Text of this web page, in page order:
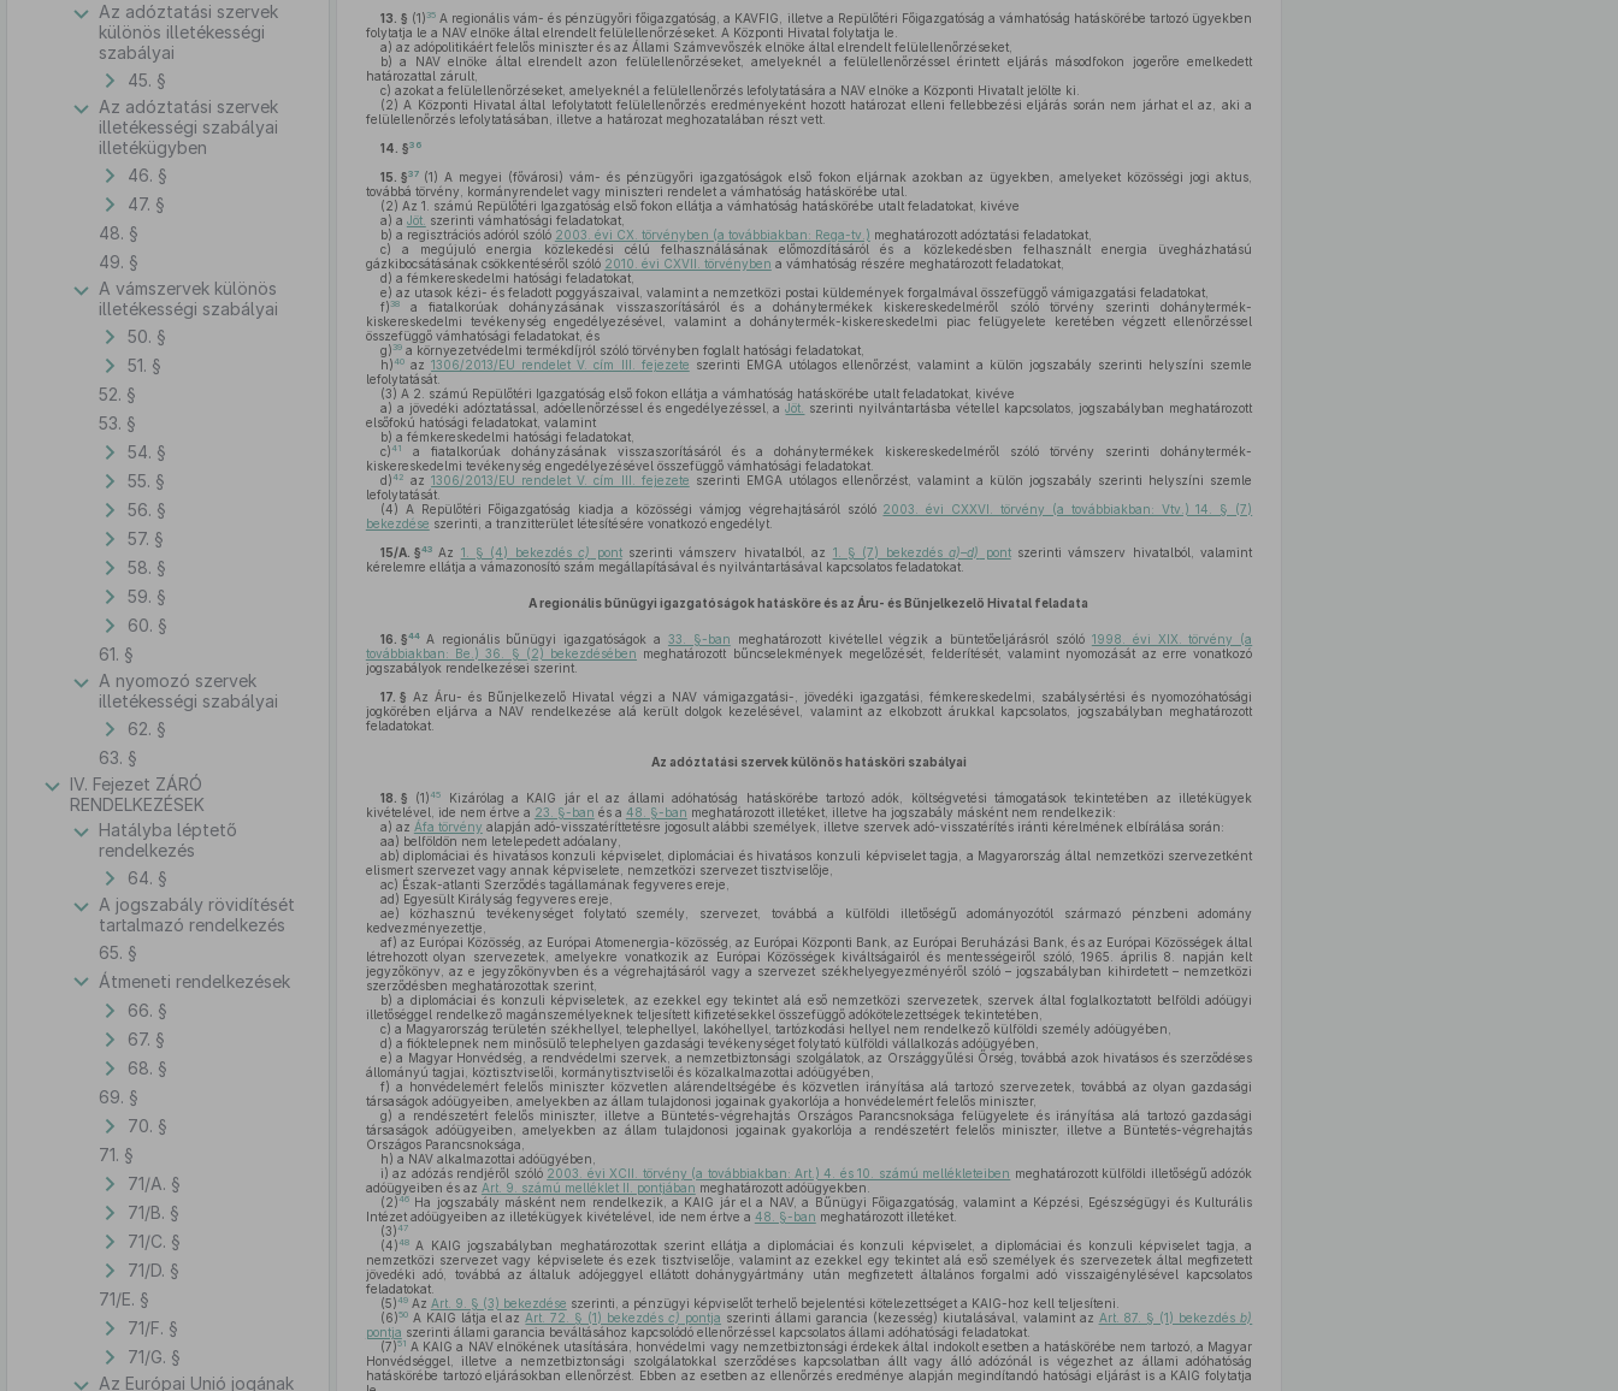
Az adóztatási szervek
különös illetékességi
szabályai
45. §
Az adóztatási szervek
illetékességi szabályai
illetékügyben
46. §
47. §
48. §
49. §
A vámszervek különös
illetékességi szabályai
50. §
51. §
52. §
53. §
54. §
55. §
56. §
57. §
58. §
59. §
60. §
61. §
A nyomozó szervek
illetékességi szabályai
62. §
63. §
IV. Fejezet ZÁRÓ
RENDELKEZÉSEK
Hatályba léptető
rendelkezés
64. §
A jogszabály rövidítését
tartalmazó rendelkezés
65. §
Átmeneti rendelkezések
66. §
67. §
68. §
69. §
70. §
71. §
71/A. §
71/B. §
71/C. §
71/D. §
71/E. §
71/F. §
71/G. §
Az Európai Unió jogának
13. § (1) 35A regionális vám- és pénzügyőri főigazgatóság, a KAVFIG, illetve a Repülőtéri Főigazgatóság a vámhatóság hatáskörébe tartozó ügyekben
folytatja le a NAV elnöke által elrendelt felülellenőrzéseket. A Központi Hivatal folytatja le.
a) az adópolitikáért felelős miniszter és az Állami Számvevőszék elnöke által elrendelt felülellenőrzéseket,
b) a NAV elnöke által elrendelt azon felülellenőrzéseket, amelyeknél a felülellenőrzéssel érintett eljárás másodfokon jogerőre emelkedett
határozattal zárult,
c) azokat a felülellenőrzéseket, amelyeknél a felülellenőrzés lefolytatására a NAV elnöke a Központi Hivatalt jelölte ki.
(2) A Központi Hivatal által lefolytatott felülellenőrzés eredményeként hozott határozat elleni fellebbezési eljárás során nem járhat el az, aki a
felülellenőrzés lefolytatásában, illetve a határozat meghozatalában részt vett.
14. §36
15. §37 (1) A megyei (fővárosi) vám- és pénzügyőri igazgatóságok első fokon eljárnak azokban az ügyekben, amelyeket közösségi jogi aktus,
továbbá törvény, kormányrendelet vagy miniszteri rendelet a vámhatóság hatáskörébe utal.
(2) Az 1. számú Repülőtéri Igazgatóság első fokon ellátja a vámhatóság hatáskörébe utalt feladatokat, kivéve
a) a Jöt. szerinti vámhatósági feladatokat,
b) a regisztrációs adóról szóló 2003. évi CX. törvényben (a továbbiakban: Rega-tv.) meghatározott adóztatási feladatokat,
c) a megújuló energia közlekedési célú felhasználásának előmozdításáról és a közlekedésben felhasznált energia üvegházhatású
gázkibocsátásának csökkentéséről szóló 2010. évi CXVII. törvényben a vámhatóság részére meghatározott feladatokat,
d) a fémkereskedelmi hatósági feladatokat,
e) az utasok kézi- és feladott poggyászaival, valamint a nemzetközi postai küldemények forgalmával összefüggő vámigazgatási feladatokat,
f) 38a fiatalkorúak dohányzásának visszaszorításáról és a dohánytermékek kiskereskedelméről szóló törvény szerinti dohánytermék-
kiskereskedelmi tevékenység engedélyezésével, valamint a dohánytermék-kiskereskedelmi piac felügyelete keretében végzett ellenőrzéssel
összefüggő vámhatósági feladatokat, és
g) 39a környezetvédelmi termékdíjról szóló törvényben foglalt hatósági feladatokat,
h)40az1306/2013/EU rendelet V. cím III. fejezete szerinti EMGA utólagos ellenőrzést, valamint a külön jogszabály szerinti helyszíni szemle
lefolytatását.
(3) A 2. számú Repülőtéri Igazgatóság első fokon ellátja a vámhatóság hatáskörébe utalt feladatokat, kivéve
a) a jövedéki adóztatással, adóellenőrzéssel és engedélyezéssel, aJöt.
szerinti nyilvántartásba vétellel kapcsolatos, jogszabályban meghatározott
elsőfokú hatósági feladatokat, valamint
b) a fémkereskedelmi hatósági feladatokat,
c)41
a fiatalkorúak dohányzásának visszaszorításáról és a dohánytermékek kiskereskedelméről szóló törvény szerinti dohánytermék-
kiskereskedelmi tevékenység engedélyezésével összefüggő vámhatósági feladatokat.
d)42 az1306/2013/EU rendelet V. cím III. fejezete szerinti EMGA utólagos ellenőrzést, valamint a külön jogszabály szerinti helyszíni szemle
lefolytatását.
(4) A Repülőtéri Főigazgatóság kiadja a közösségi vámjog végrehajtásáról szóló 2003. évi CXXVI. törvény (a továbbiakban: Vtv.) 14. § (7)
bekezdése szerinti, a tranzitterület létesítésére vonatkozó engedélyt.
15/A. §43 Az 1. § (4) bekezdésc) pontszerinti vámszerv hivatalból, az 1. § (7) bekezdésa)–d) pontszerinti vámszerv hivatalból, valamint
kérelemre ellátja a vámazonosító szám megállapításával és nyilvántartásával kapcsolatos feladatokat.
A regionális bűnügyi igazgatóságok hatásköre és az Áru- és Bűnjelkezelő Hivatal feladata
16. §44 A regionális bűnügyi igazgatóságok a 33. §-ban meghatározott kivétellel végzik a büntetőeljárásról szóló 1998. évi XIX. törvény (a
továbbiakban: Be.) 36. § (2) bekezdésében meghatározott bűncselekmények megelőzését, felderítését, valamint nyomozását az erre vonatkozó
jogszabályok rendelkezései szerint.
17. § Az Áru- és Bűnjelkezelő Hivatal végzi a NAV vámigazgatási-, jövedéki igazgatási, fémkereskedelmi, szabálysértési és nyomozóhatósági
jogkörében eljárva a NAV rendelkezése alá került dolgok kezelésével, valamint az elkobzott árukkal kapcsolatos, jogszabályban meghatározott
feladatokat.
Az adóztatási szervek különös hatásköri szabályai
18. § (1)45
Kizárólag a KAIG jár el az állami adóhatóság hatáskörébe tartozó adók, költségvetési támogatások tekintetében az illetékügyek
kivételével, ide nem értve a 23. §-ban és a 48. §-ban meghatározott illetéket, illetve ha jogszabály másként nem rendelkezik:
a) az Áfa törvény alapján adó-visszatéríttetésre jogosult alábbi személyek, illetve szervek adó-visszatérítés iránti kérelmének elbírálása során:
aa) belföldön nem letelepedett adóalany,
ab) diplomáciai és hivatásos konzuli képviselet, diplomáciai és hivatásos konzuli képviselet tagja, a Magyarország által nemzetközi szervezetként
elismert szervezet vagy annak képviselete, nemzetközi szervezet tisztviselője,
ac) Észak-atlanti Szerződés tagállamának fegyveres ereje,
ad) Egyesült Királyság fegyveres ereje,
ae) közhasznú tevékenységet folytató személy, szervezet, továbbá a külföldi illetőségű adományozótól származó pénzbeni adomány
kedvezményezettje,
af) az Európai Közösség, az Európai Atomenergia-közösség, az Európai Központi Bank, az Európai Beruházási Bank, és az Európai Közösségek által
létrehozott olyan szervezetek, amelyekre vonatkozik az Európai Közösségek kiváltságairól és mentességeiről szóló, 1965. április 8. napján kelt
jegyzőkönyv, az e jegyzőkönyvben és a végrehajtásáról vagy a szervezet székhelyegyezményéről szóló – jogszabályban kihirdetett – nemzetközi
szerződésben meghatározottak szerint,
b) a diplomáciai és konzuli képviseletek, az ezekkel egy tekintet alá eső nemzetközi szervezetek, szervek által foglalkoztatott belföldi adóügyi
illetőséggel rendelkező magánszemélyeknek teljesített kifizetésekkel összefüggő adókötelezettségek tekintetében,
c) a Magyarország területén székhellyel, telephellyel, lakóhellyel, tartózkodási hellyel nem rendelkező külföldi személy adóügyében,
d) a fióktelepnek nem minősülő telephelyen gazdasági tevékenységet folytató külföldi vállalkozás adóügyében,
e) a Magyar Honvédség, a rendvédelmi szervek, a nemzetbiztonsági szolgálatok, az Országgyűlési Őrség, továbbá azok hivatásos és szerződéses
állományú tagjai, köztisztviselői, kormánytisztviselői és közalkalmazottai adóügyében,
f) a honvédelemért felelős miniszter közvetlen alárendeltségébe és közvetlen irányítása alá tartozó szervezetek, továbbá az olyan gazdasági
társaságok adóügyeiben, amelyekben az állam tulajdonosi jogainak gyakorlója a honvédelemért felelős miniszter,
g) a rendészetért felelős miniszter, illetve a Büntetés-végrehajtás Országos Parancsnoksága felügyelete és irányítása alá tartozó gazdasági
társaságok adóügyeiben, amelyekben az állam tulajdonosi jogainak gyakorlója a rendészetért felelős miniszter, illetve a Büntetés-végrehajtás
Országos Parancsnoksága,
h) a NAV alkalmazottai adóügyében,
i) az adózás rendjéről szóló 2003. évi XCII. törvény (a továbbiakban: Art.) 4. és 10. számú mellékleteiben meghatározott külföldi illetőségű adózók
adóügyeiben és az Art. 9. számú melléklet II. pontjában meghatározott adóügyekben.
(2)46Ha jogszabály másként nem rendelkezik, a KAIG jár el a NAV, a Bűnügyi Főigazgatóság, valamint a Képzési, Egészségügyi és Kulturális
Intézet adóügyeiben az illetékügyek kivételével, ide nem értve a 48. §-ban meghatározott illetéket.
(3)47
(4)48A KAIG jogszabályban meghatározottak szerint ellátja a diplomáciai és konzuli képviselet, a diplomáciai és konzuli képviselet tagja, a
nemzetközi szervezet vagy képviselete és ezek tisztviselője, valamint az ezekkel egy tekintet alá eső személyek és szervezetek által megfizetett
jövedéki adó, továbbá az általuk adójeggyel ellátott dohánygyártmány után megfizetett általános forgalmi adó visszaigénylésével kapcsolatos
feladatokat.
(5)49Az Art. 9. § (3) bekezdése szerinti, a pénzügyi képviselőt terhelő bejelentési kötelezettséget a KAIG-hoz kell teljesíteni.
(6)50A KAIG látja el az Art. 72. § (1) bekezdésc) pontja szerinti állami garancia (kezesség) kiutalásával, valamint az Art. 87. § (1) bekezdésb)
pontja szerinti állami garancia beváltásához kapcsolódó ellenőrzéssel kapcsolatos állami adóhatósági feladatokat.
(7)51 A KAIG a NAV elnökének utasítására, honvédelmi vagy nemzetbiztonsági érdekek által indokolt esetben a hatáskörébe nem tartozó, a Magyar
Honvédséggel, illetve a nemzetbiztonsági szolgálatokkal szerződéses kapcsolatban állt vagy álló adózónál is végezhet az állami adóhatóság
hatáskörébe tartozó eljárásokban ellenőrzést. Ebben az esetben az ellenőrzés eredménye alapján megindítandó hatósági eljárást is a KAIG folytatja